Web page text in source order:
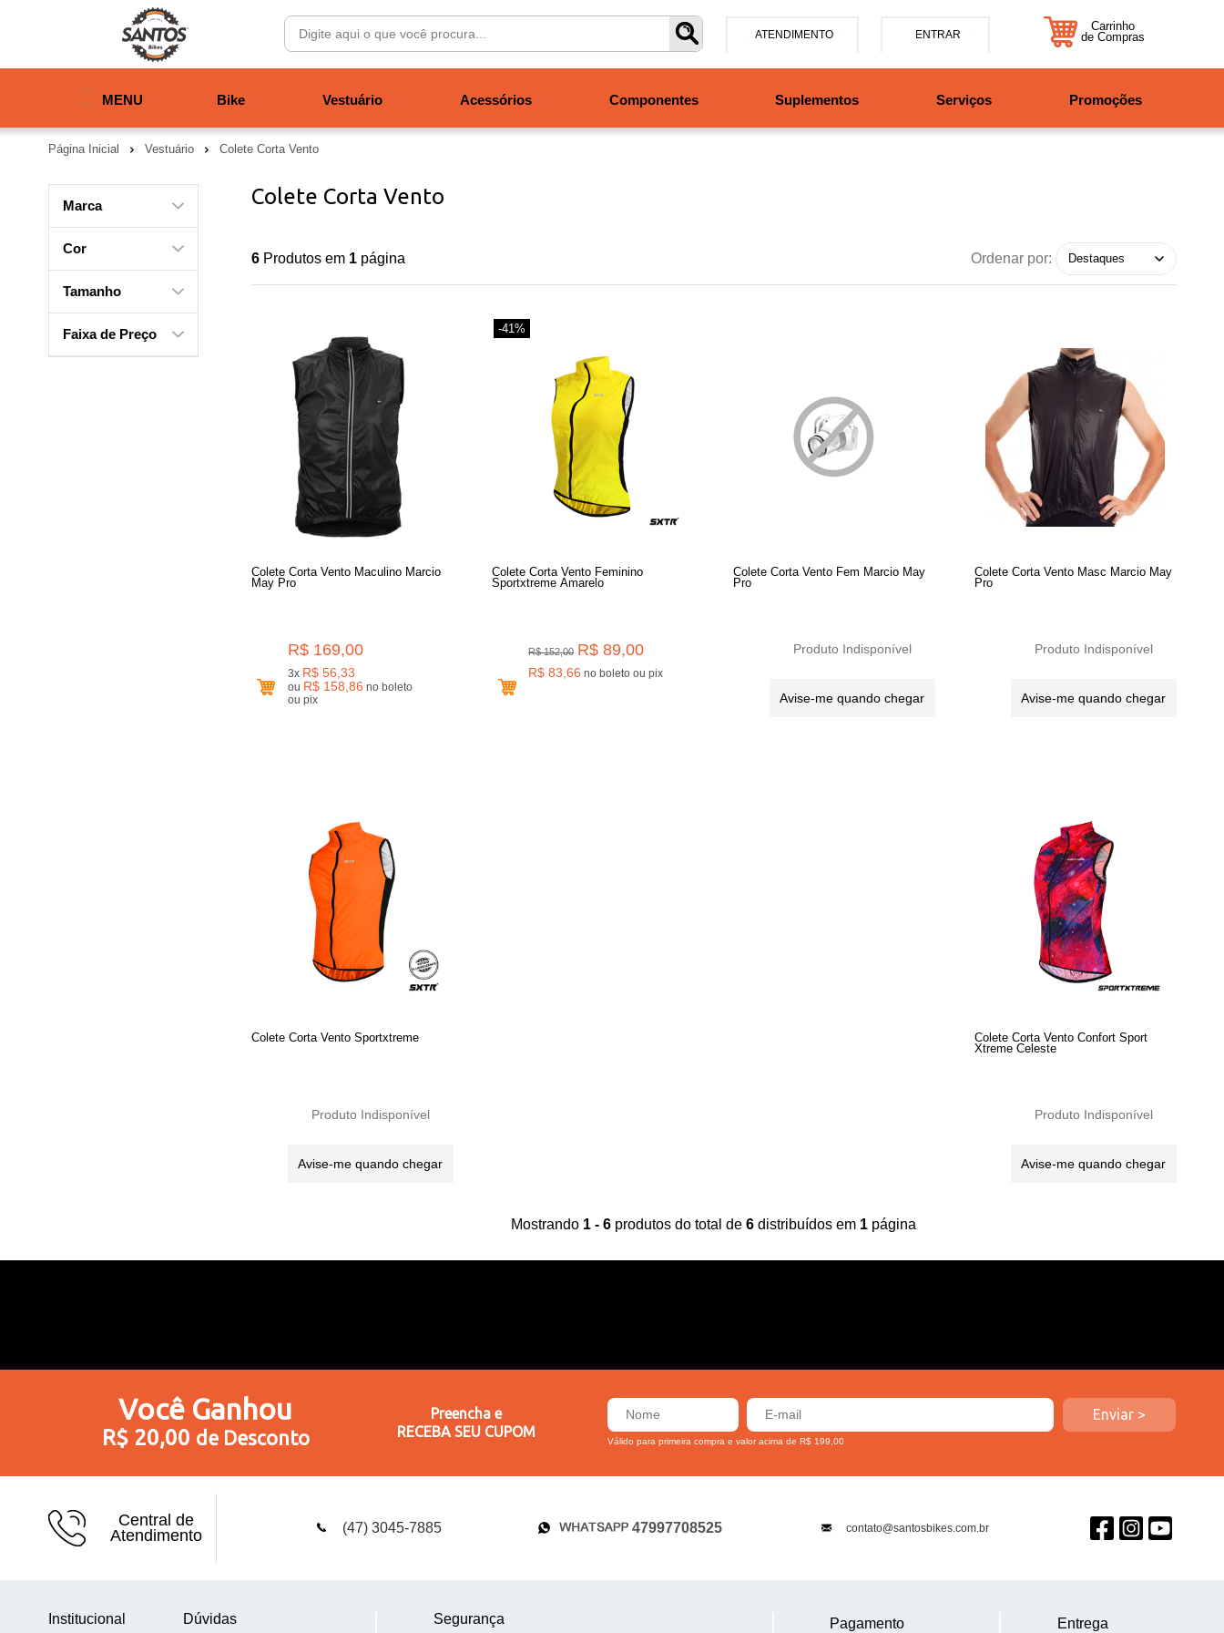
ATENDIMENTO
47997708525
ENTRAR
Carrinho
de Compras
MENU Bike Vestuário Acessórios Componentes Suplementos Serviços Promoções
Página Inicial Vestuário Colete Corta Vento
Marca
Cor
Tamanho
Faixa de Preço
Colete Corta Vento
6 Produtos em 1 página Ordenar por:
Colete Corta Vento Maculino Marcio
May Pro
R$ 169,00
3x R$ 56,33
ou R$ 158,86 no boleto
ou pix
-41%
Colete Corta Vento Feminino
Sportxtreme Amarelo
R$ 152,00 R$ 89,00
R$ 83,66 no boleto ou pix
Colete Corta Vento Fem Marcio May
Pro
Produto Indisponível
Avise-me quando chegar
Colete Corta Vento Masc Marcio May
Pro
Produto Indisponível
Avise-me quando chegar
Colete Corta Vento Sportxtreme
Produto Indisponível
Avise-me quando chegar
Colete Corta Vento Confort Sport
Xtreme Celeste
Produto Indisponível
Avise-me quando chegar
Mostrando 1 - 6 produtos do total de6 distribuídos em 1 página
Você Ganhou
R$ 20,00 de Desconto
Preencha e
RECEBA SEU CUPOM
Válido para primeira compra e valor acima de R$ 199,00
Central de
Atendimento
(47) 3045-7885 47997708525 contato@santosbikes.com.br
Institucional Dúvidas Segurança Pagamento Entrega